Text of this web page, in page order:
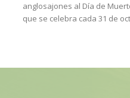
anglosajones al Día de
que se celebra cada 31 de